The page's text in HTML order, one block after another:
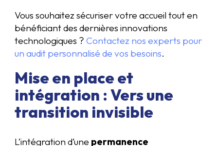
Vous souhaitez sécuriser votre accueil tout en
bénéficiant des dernières innovations
technologiques ? Contactez nos experts pour
un audit personnalisé de vos besoins.
Mise en place et
intégration : Vers une
transition invisible
L’intégration d’une permanence